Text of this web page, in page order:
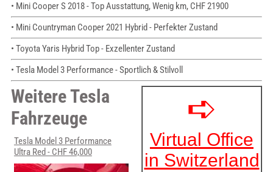
• Mini Cooper S 2018 - Top Ausstattung, Wenig km, CHF 21900
• Mini Countryman Cooper 2021 Hybrid - Perfekter Zustand
• Toyota Yaris Hybrid Top - Exzellenter Zustand
• Tesla Model 3 Performance - Sportlich & Stilvoll
Weitere Tesla
Fahrzeuge
Tesla Model 3 Performance
Ultra Red - CHF 46,000